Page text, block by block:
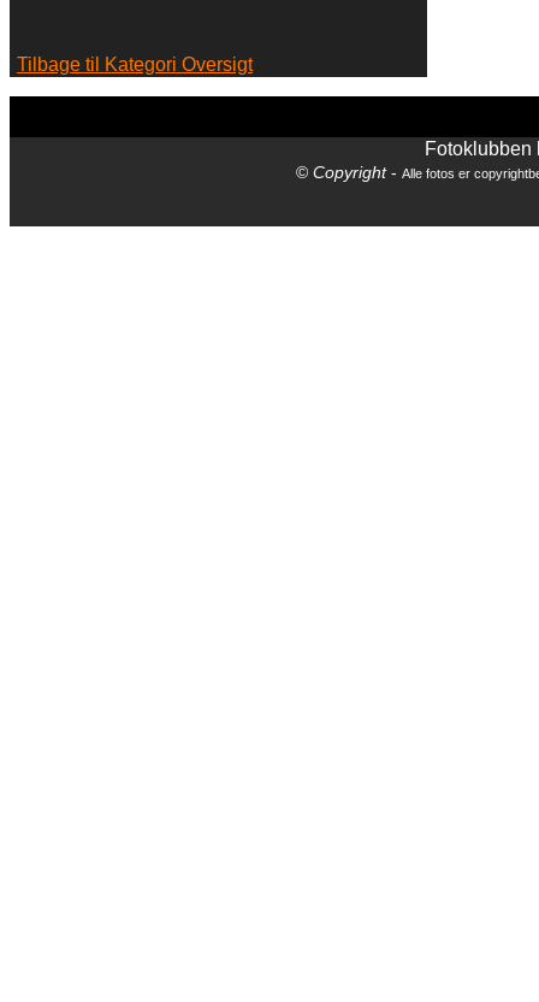
Tilbage til Kategori Oversigt
Fotoklubben
© Copyright- Alle fotos er